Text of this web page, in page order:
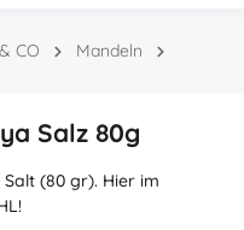
CO
Mandeln
Salz 80g
(80 gr). Hier im